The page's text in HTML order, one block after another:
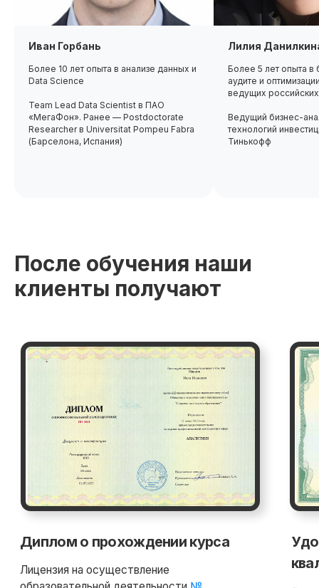
Иван Горбань
Более 10 лет опыта в анализе данных и
Data Science
Team Lead Data Scientist в ПАО
«МегаФон». Ранее — Postdoctorate
Researcher в Universitat Pompeu Fabra
(Барселона, Испания)
Лилия
Более 5 лет опыта в
аудите и
ведущих
Ведущий бизнес-
технологий
Тинькофф
После обучения наши
клиенты получают